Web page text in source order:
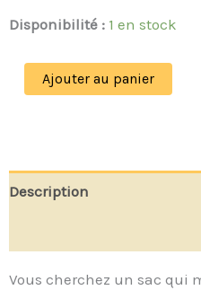
Disponibilité : 1 en stock
Ajouter au panier
Description
Vous cherchez un sac qui